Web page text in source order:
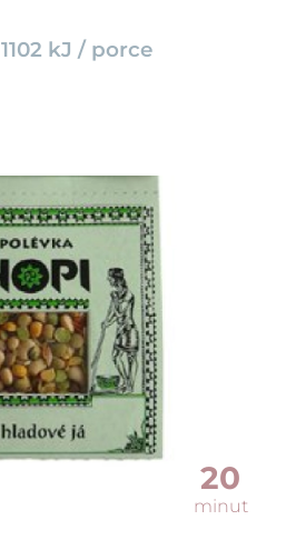
1102 kJ / porce
20
minut